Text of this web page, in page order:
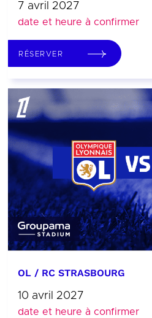
7 avril 2027
date et heure à confirmer
RÉSERVER
OL / RC STRASBOURG
10 avril 2027
date et heure à confirmer